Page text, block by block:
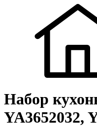
Набор
YA3652032,